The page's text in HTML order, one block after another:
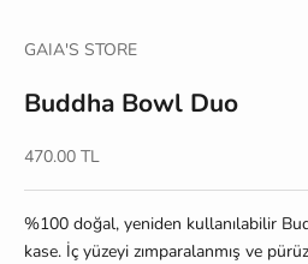
GAIA'S STORE
Buddha Bowl Duo
İndirimli fiyat
470.00 TL
%100 doğal, yeniden kullanılabilir
kase. İç yüzeyi zımparalanmış ve